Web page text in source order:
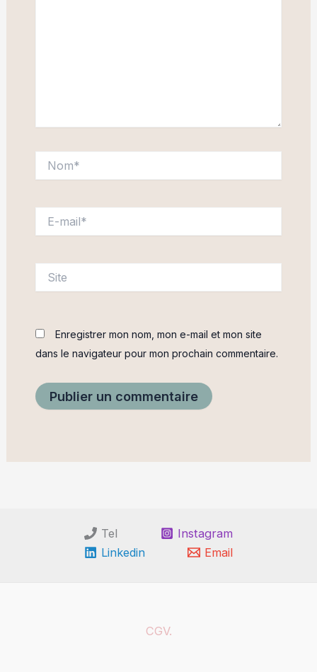
mail*
Enregistrer mon nom, mon e-mail et mon site
dans le navigateur pour mon prochain commentaire.
Tel
Instagram
Linkedin
Email
CGV.